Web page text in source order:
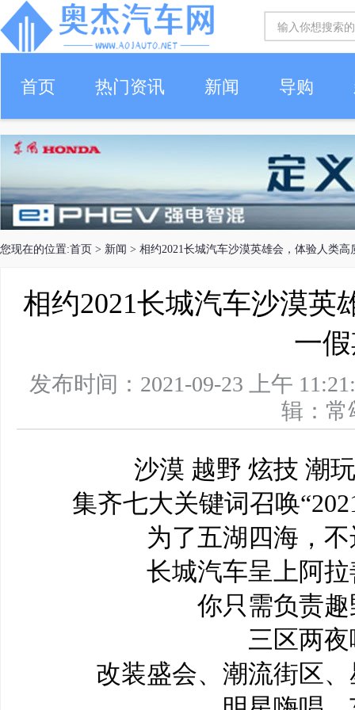
首页 热门资讯 新闻 导购
您现在的位置:首页 > 新闻 > 相约2021长城汽车沙漠英雄会，体验人类高
相约2021长城汽车沙漠英
一
发布时间：2021-09-23 上午
辑：
沙漠 越野 炫技 潮
集齐七大关键词召唤
为了五湖四海，
长城汽车呈上阿
你只需负责
三区两
改装盛会、潮流街区